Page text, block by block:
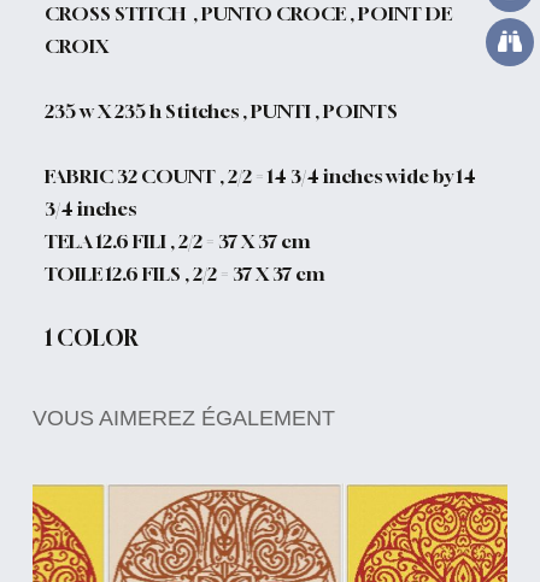
CROSS STITCH , PUNTO CROCE , POINT DE
CROIX
235 w X 235 h Stitches , PUNTI , POINTS
FABRIC 32 COUNT , 2/2 = 14 3/4 inches wide by 14
3/4 inches
TELA 12.6 FILI , 2/2 = 37 X 37 cm
TOILE 12.6 FILS , 2/2 = 37 X 37 cm
1 COLOR
VOUS AIMEREZ ÉGALEMENT